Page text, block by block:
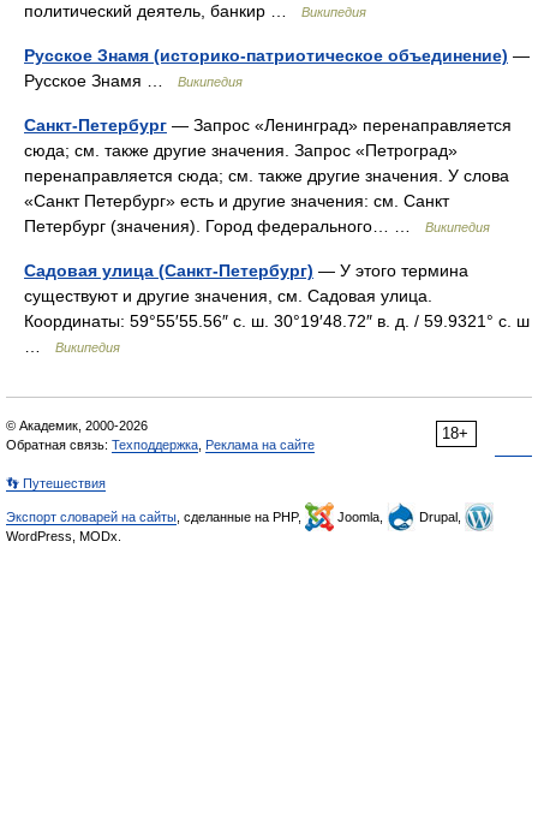
политический деятель, банкир …
Википедия
Русское Знамя (историко-патриотическое объединение) —
Русское Знамя …
Википедия
Санкт-Петербург — Запрос «Ленинград» перенаправляется
сюда; см. также другие значения. Запрос «Петроград»
перенаправляется сюда; см. также другие значения. У слова
«Санкт Петербург» есть и другие значения: см. Санкт
Петербург (значения). Город федерального… …
Википедия
Садовая улица (Санкт-Петербург) — У этого термина
существуют и другие значения, см. Садовая улица.
Координаты: 59°55′55.56″ с. ш. 30°19′48.72″ в. д. / 59.9321° с. ш
Википедия
18+
© Академик, 2000-2026
Обратная связь: Техподдержка Реклама на сайте
👣 Путешествия
Экспорт словарей на сайты , сделанные на PHP, Joomla,
Drupal,
WordPress, MODx.